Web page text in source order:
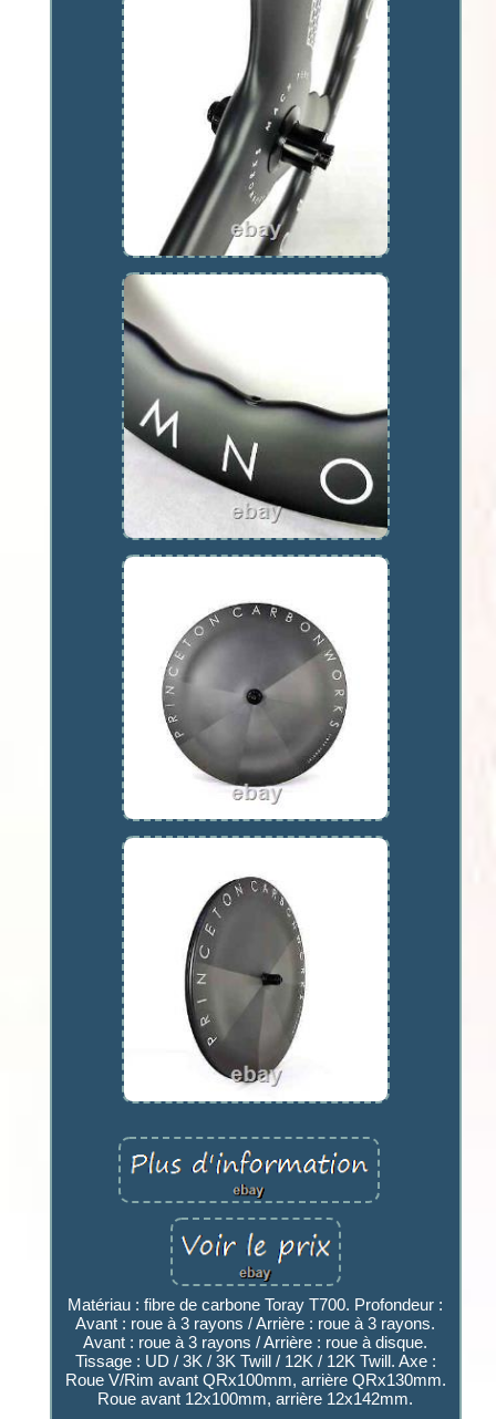
Matériau : fibre de carbone Toray T700. Profondeur :
Avant : roue à 3 rayons / Arrière : roue à 3 rayons.
Avant : roue à 3 rayons / Arrière : roue à disque.
Tissage : UD / 3K / 3K Twill / 12K / 12K Twill. Axe :
Roue V/Rim avant QRx100mm, arrière QRx130mm.
Roue avant 12x100mm, arrière 12x142mm.